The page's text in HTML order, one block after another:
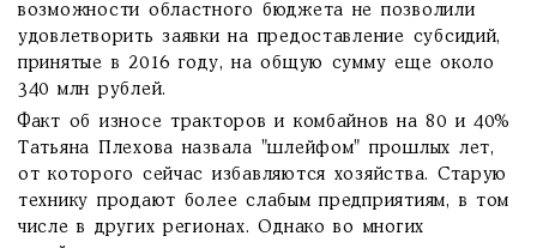
возможности областного бюджета не позволили
удовлетворить заявки на предоставление субсидий,
принятые в 2016 году, на общую сумму еще около
340 млн рублей.
Факт об износе тракторов и комбайнов на 80 и 40%
Татьяна Плехова назвала "шлейфом" прошлых лет,
от которого сейчас избавляются хозяйства. Старую
технику продают более слабым предприятиям, в том
числе в других регионах. Однако во многих